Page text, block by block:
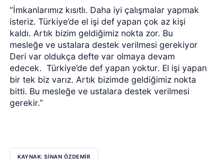
“İmkanlarımız kısıtlı. Daha iyi çalışmalar yapmak
isteriz. Türkiye’de el işi def yapan çok az kişi
kaldı. Artık bizim geldiğimiz nokta zor. Bu
mesleğe ve ustalara destek verilmesi gerekiyor
Deri var oldukça defte var olmaya devam
edecek. Türkiye’de def yapan yoktur. El işi yapan
bir tek biz varız. Artık bizimde geldiğimiz nokta
bitti. Bu mesleğe ve ustalara destek verilmesi
gerekir.”
KAYNAK: SİNAN ÖZDEMİR